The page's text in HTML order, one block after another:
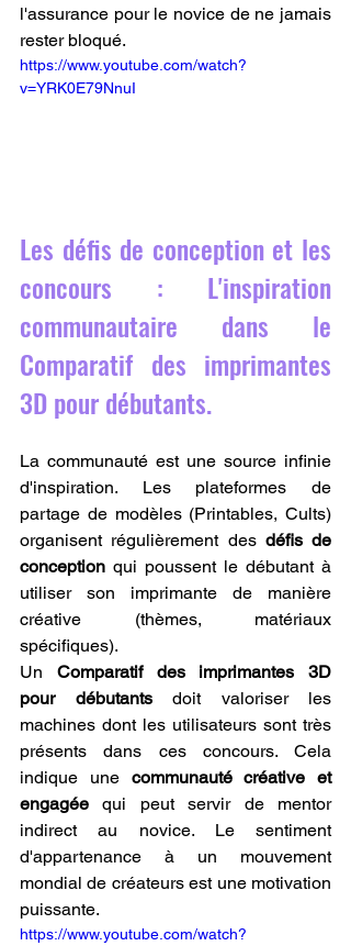
l'assurance pour le novice de ne jamais
rester bloqué.
https://www.youtube.com/watch?
v=YRK0E79NnuI
Les défis de conception et les
concours : L'inspiration
communautaire dans le
Comparatif des imprimantes
3D pour débutants.
La communauté est une source infinie
d'inspiration. Les plateformes de
partage de modèles (Printables, Cults)
organisent régulièrement des défis de
conception qui poussent le débutant à
utiliser son imprimante de manière
créative (thèmes, matériaux
spécifiques).
Un Comparatif des imprimantes 3D
pour débutants doit valoriser les
machines dont les utilisateurs sont très
présents dans ces concours. Cela
indique une communauté créative et
engagée qui peut servir de mentor
indirect au novice. Le sentiment
d'appartenance à un mouvement
mondial de créateurs est une motivation
puissante.
https://www.youtube.com/watch?